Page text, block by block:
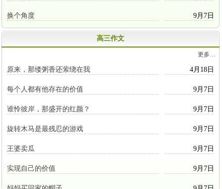
换个角度 9月7日
高三作文
更多…
原来，那缕粥香还萦绕在我 4月18日
每个人都有他存在的价值 9月7日
谁怜彼岸，那盛开的红颜？ 9月7日
旋转木马是最残忍的游戏 9月7日
王婆卖瓜 9月7日
实现自己的价值 9月7日